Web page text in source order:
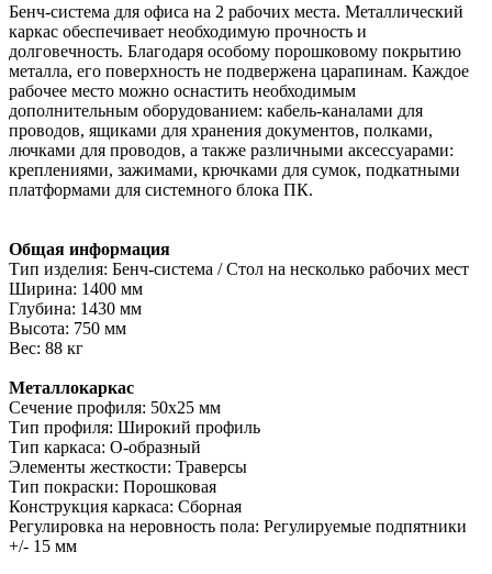
Бенч-система для офиса на 2 рабочих места. Металлический
каркас обеспечивает необходимую прочность и
долговечность. Благодаря особому порошковому покрытию
металла, его поверхность не подвержена царапинам. Каждое
рабочее место можно оснастить необходимым
дополнительным оборудованием: кабель-каналами для
проводов, ящиками для хранения документов, полками,
лючками для проводов, а также различными аксессуарами:
креплениями, зажимами, крючками для сумок, подкатными
платформами для системного блока ПК.
Общая информация
Тип изделия: Бенч-система / Стол на несколько рабочих мест
Ширина: 1400 мм
Глубина: 1430 мм
Высота: 750 мм
Вес: 88 кг
Металлокаркас
Сечение профиля: 50х25 мм
Тип профиля: Широкий профиль
Тип каркаса: О-образный
Элементы жесткости: Траверсы
Тип покраски: Порошковая
Конструкция каркаса: Сборная
Регулировка на неровность пола: Регулируемые подпятники
+/- 15 мм